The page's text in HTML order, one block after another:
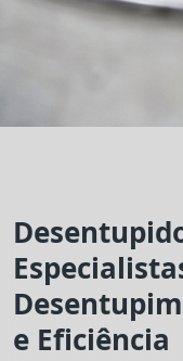
e Eficiência